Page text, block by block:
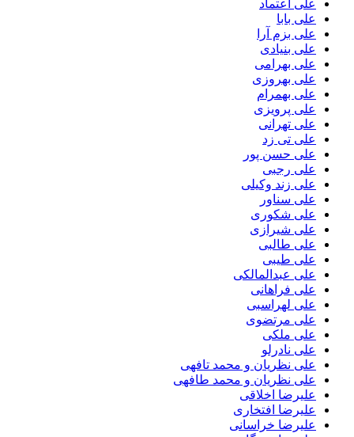
علی اعتماد
علی بابا
علی بزم آرا
علی بنیادی
علی بهرامی
علی بهروزی
علی بهمرام
علی پرویزی
علی تهرانی
علی تی زد
علی حسن پور
علی رجبی
علی زند وکیلی
علی سناور
علی شکوری
علی شیرازی
علی طالبی
علی طیبی
علی عبدالمالکی
علی فراهانی
علی لهراسبی
علی مرتضوی
علی ملکی
علی نادرلو
علی نظریان و محمد تافهی
علی نظریان و محمد طافهی
علیرضا اخلاقی
علیرضا افتخاری
علیرضا خراسانی